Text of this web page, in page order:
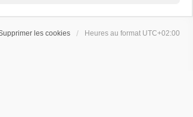
les cookies Heures au format UTC+02:00